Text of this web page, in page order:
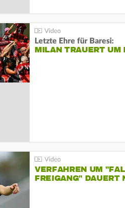
Letzte Ehre für Baresi:
MILAN TRAUERT UM
VERFAHREN UM
FREIGANG" DAUERT